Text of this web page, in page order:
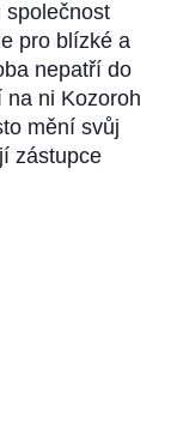
společnost
pro blízké a
nepatří do
na ni Kozoroh
mění svůj
zástupce